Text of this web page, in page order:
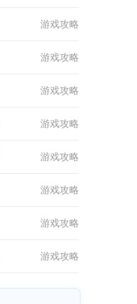
游戏攻略
游戏攻略
游戏攻略
游戏攻略
游戏攻略
游戏攻略
游戏攻略
游戏攻略